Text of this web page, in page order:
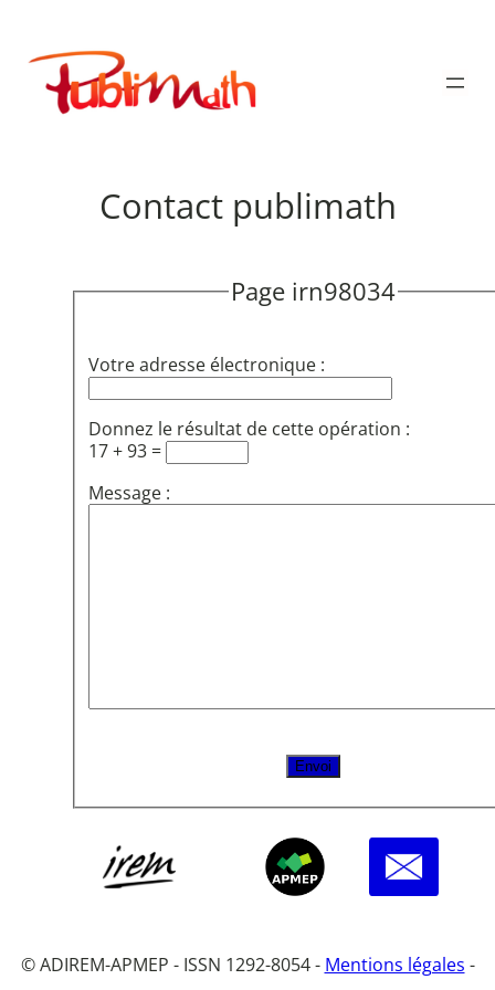
contenu
Publimath
Contact publimath
Page irn98034
Votre adresse électronique :
Donnez le résultat de cette opération :
17 + 93 =
Message :
© ADIREM-APMEP - ISSN 1292-8054 - Mentions légales -